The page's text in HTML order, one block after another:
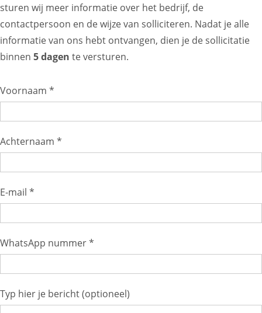
sturen wij meer informatie over het bedrijf, de
contactpersoon en de wijze van solliciteren. Nadat je alle
informatie van ons hebt ontvangen, dien je de sollicitatie
binnen 5 dagen te versturen.
Voornaam *
Achternaam *
E-mail *
WhatsApp nummer *
Typ hier je bericht (optioneel)